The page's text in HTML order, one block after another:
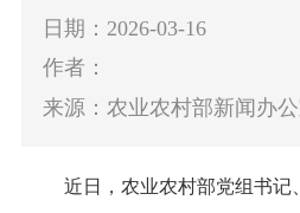
日期：2026-03-16
作者：
来源：农业农村部新闻办
近日，农业农村部党组书记